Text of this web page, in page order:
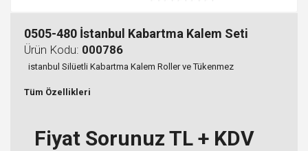
0505-480 İstanbul Kabartma Kalem Seti
Ürün Kodu: 000786
istanbul Silüetli Kabartma Kalem Roller ve Tükenmez
Tüm Özellikleri
Fiyat Sorunuz TL + KDV